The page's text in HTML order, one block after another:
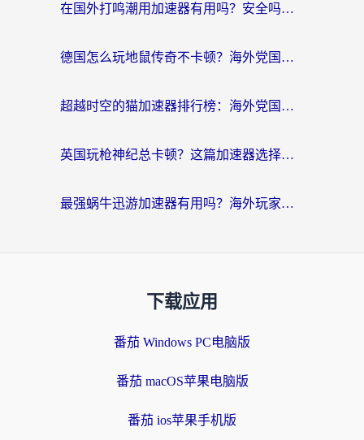
在国外打鸣潮用加速器有用吗？安全吗？海外玩家国服游戏加速全指南
德国怎么玩地鼠传奇不卡顿？海外党国服游戏加速全攻略（含战双EVE实用指南）
超越时空的猫加速器排行榜：海外党国服游戏不卡顿的终极选择指南
英国玩枪神纪总卡顿？这篇加速器选择指南帮你告别延迟（附实测推荐）
最强蜗牛迅游加速器有用吗？海外玩家国服游戏加速避坑指南（附德国玩忍者必须死3流星蝴蝶剑解决办法）
下载应用
番茄 Windows PC电脑版
番茄 macOS苹果电脑版
番茄 ios苹果手机版